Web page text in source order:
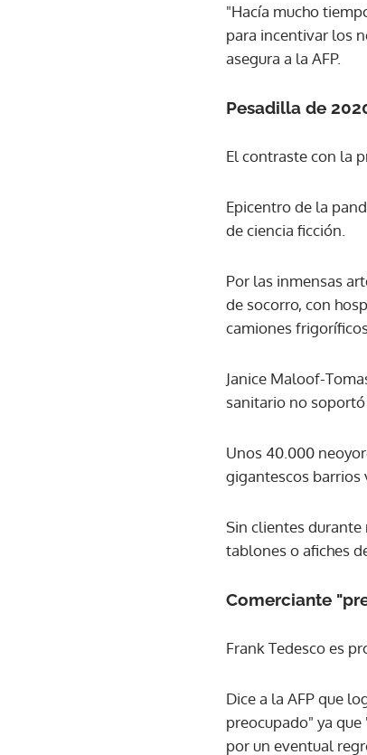
"Hacía mucho
para incentivar los
asegura a la AFP.
Pesadilla de
El contraste con la
Epicentro de la
de ciencia ficción.
Por las inmensas
de socorro, con
camiones
Janice Maloof-
sanitario no
Unos 40.000
gigantescos barrios
Sin clientes durante
tablones o afiches
Comerciante
Frank Tedesco es
Dice a la AFP que
preocupado" ya
por un eventual